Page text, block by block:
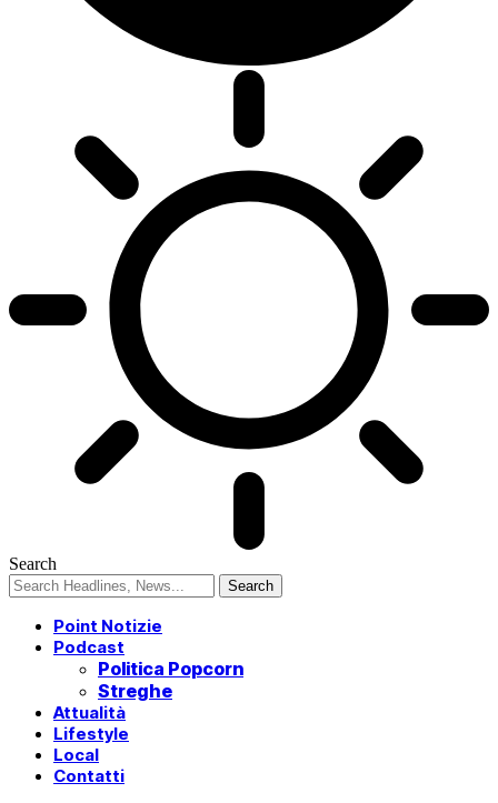
Search
Point Notizie
Podcast
Politica Popcorn
Streghe
Attualità
Lifestyle
Local
Contatti